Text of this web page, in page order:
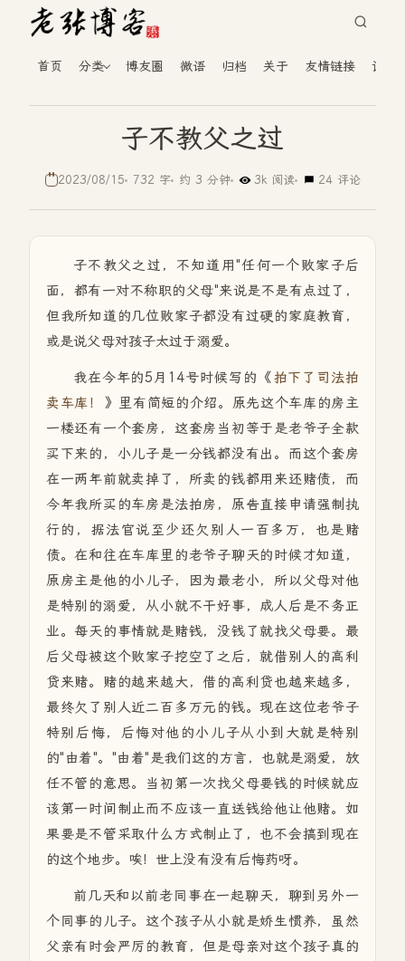
首页 分类 博友圈 微语 归档 关于 友情链接 读者
子不教父之过
2023/08/15 732 字 约 3 分钟 3k 阅读 24 评论
子不教父之过，不知道用"任何一个败家子后
面，都有一对不称职的父母"来说是不是有点过了，
但我所知道的几位败家子都没有过硬的家庭教育，
或是说父母对孩子太过于溺爱。
我在今年的5月14号时候写的《拍下了司法拍
卖车库！
》里有简短的介绍。原先这个车库的房主
一楼还有一个套房，这套房当初等于是老爷子全款
买下来的，小儿子是一分钱都没有出。而这个套房
在一两年前就卖掉了，所卖的钱都用来还赌债，而
今年我所买的车房是法拍房，原告直接申请强制执
行的，据法官说至少还欠别人一百多万，也是赌
债。在和往在车库里的老爷子聊天的时候才知道，
原房主是他的小儿子，因为最老小，所以父母对他
是特别的溺爱，从小就不干好事，成人后是不务正
业。每天的事情就是赌钱，没钱了就找父母要。最
后父母被这个败家子挖空了之后，就借别人的高利
贷来赌。赌的越来越大，借的高利贷也越来越多，
最终欠了别人近二百多万元的钱。现在这位老爷子
特别后悔，后悔对他的小儿子从小到大就是特别
的"由着"。"由着"是我们这的方言，也就是溺爱，放
任不管的意思。当初第一次找父母要钱的时候就应
该第一时间制止而不应该一直送钱给他让他赌。如
果要是不管采取什么方式制止了，也不会搞到现在
的这个地步。唉！世上没有没有后悔药呀。
前几天和以前老同事在一起聊天，聊到另外一
个同事的儿子。这个孩子从小就是娇生惯养，虽然
父亲有时会严厉的教育，但是母亲对这个孩子真的